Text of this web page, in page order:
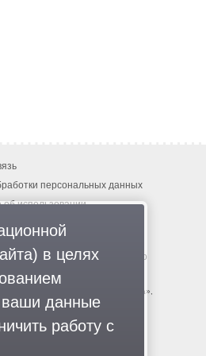
персональных данных
использовании
«ОИНФО», сделано в Одинцово
«Армия воли народа»,
движение «Артподготовка»,
(ИГ, ИГИЛ), Джебхад-ан-Нусра,
Сахаровский центр. Instagram и
в целях
ваши данные
работу с